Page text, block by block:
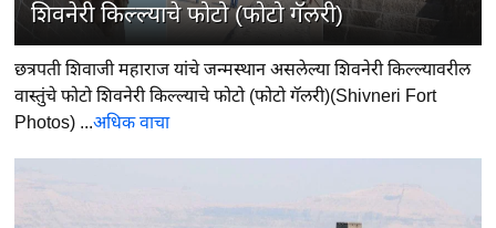
शिवनेरी किल्ल्याचे फोटो (फोटो गॅलरी)
छत्रपती शिवाजी महाराज यांचे जन्मस्थान असलेल्या शिवनेरी किल्ल्यावरील
वास्तुंचे फोटो शिवनेरी किल्ल्याचे फोटो (फोटो गॅलरी)(Shivneri Fort
Photos) ...अधिक वाचा